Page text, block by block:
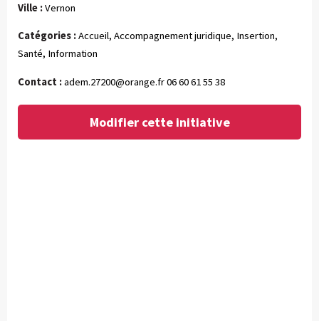
Ville :Vernon
Catégories :Accueil, Accompagnement juridique, Insertion,
Santé, Information
Contact :adem.27200@orange.fr06 60 61 55 38
Modifier cette initiative